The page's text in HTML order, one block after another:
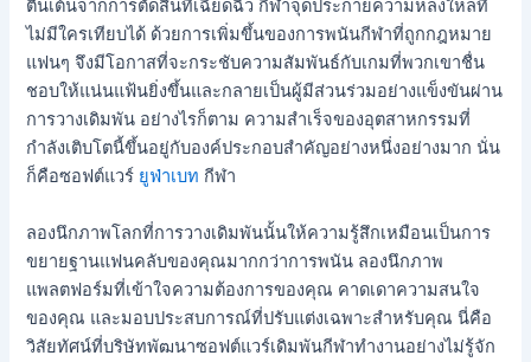
ตื่นเต้นจากการตัดสินที่เฉียดฉิว กีฬาจุดประกายความหลงใหลที่
ไม่มีใครเทียบได้ ด้วยการเพิ่มขึ้นของการพนันกีฬาที่ถูกกฎหมาย
แฟนๆ จึงมีโอกาสที่จะกระชับความสัมพันธ์กับเกมที่พวกเขาชื่น
ชอบให้แน่นแฟ้นยิ่งขึ้นและกลายเป็นผู้มีส่วนร่วมอย่างแข็งขันผ่าน
การวางเดิมพัน อย่างไรก็ตาม ความสำเร็จของอุตสาหกรรมที่
กำลังเติบโตนี้ขึ้นอยู่กับองค์ประกอบสำคัญอย่างหนึ่งอย่างมาก นั่น
ก็คือซอฟต์แวร์ ยูฟ่าเบท กีฬา
ลองนึกภาพโลกที่การวางเดิมพันนั้นให้ความรู้สึกเหมือนเป็นการ
ขยายฐานแฟนคลับของคุณมากกว่าการพนัน ลองนึกภาพ
แพลตฟอร์มที่เข้าใจความต้องการของคุณ คาดเดาความสนใจ
ของคุณ และมอบประสบการณ์ที่ปรับแต่งเฉพาะสำหรับคุณ นี่คือ
วิสัยทัศน์ที่บริษัทพัฒนาซอฟต์แวร์เดิมพันกีฬาทำงานอย่างไม่รู้จัก